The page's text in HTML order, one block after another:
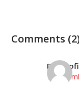
Comments
7